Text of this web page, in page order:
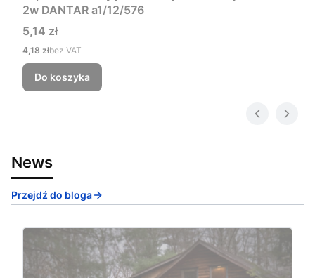
2w DANTAR a1/12/576
Cena
5,14 zł
Cena
4,18 złbez VAT
Do koszyka
News
Przejdź do bloga